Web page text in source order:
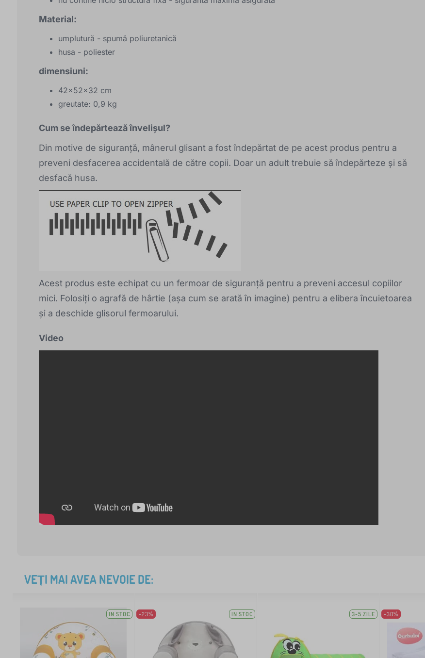
Material:
umplutură - spumă poliuretanică
husa - poliester
dimensiuni:
42x52x32 cm
greutate: 0,9 kg
Cum se îndepărtează învelișul?
Din motive de siguranță, mânerul glisant a fost îndepărtat de pe acest produs pentru a
preveni desfacerea accidentală de către copii. Doar un adult trebuie să îndepărteze și să
desfacă husa.
Acest produs este echipat cu un fermoar de siguranță pentru a preveni accesul copiilor
mici. Folosiți o agrafă de hârtie (așa cum se arată în imagine) pentru a elibera încuietoarea
și a deschide glisorul fermoarului.
Video
VEȚI MAI AVEA NEVOIE DE:
IN STOC -23% IN STOC 3-5 ZILE -30%